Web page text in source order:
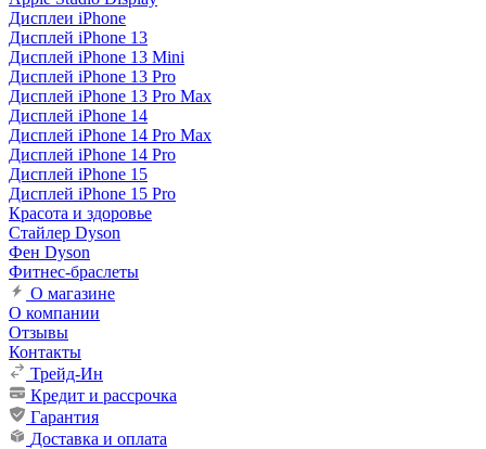
Дисплеи iPhone
Дисплей iPhone 13
Дисплей iPhone 13 Mini
Дисплей iPhone 13 Pro
Дисплей iPhone 13 Pro Max
Дисплей iPhone 14
Дисплей iPhone 14 Pro Max
Дисплей iPhone 14 Pro
Дисплей iPhone 15
Дисплей iPhone 15 Pro
Красота и здоровье
Стайлер Dyson
Фен Dyson
Фитнес-браслеты
О магазине
О компании
Отзывы
Контакты
Трейд-Ин
Кредит и рассрочка
Гарантия
Доставка и оплата